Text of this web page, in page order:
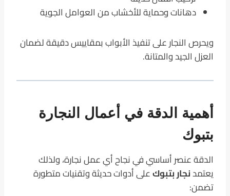
دهانات وحماية للأخشاب من العوامل الجوية
ويحرص النجار على تنفيذ الأبواب بمقاييس دقيقة لضمان
العزل الجيد والمتانة.
أهمية الدقة في أعمال النجارة
بتبوك
الدقة عنصر أساسي في نجاح أي عمل نجارة، ولذلك
يعتمدنجار بتبوكعلى أدوات حديثة وتقنيات متطورة
تضمن: